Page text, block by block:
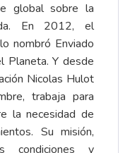
global sobre la
En 2012, el
nombró Enviado
Planeta. Y desde
Nicolas Hulot
trabaja para
la necesidad de
Su misión,
condiciones y